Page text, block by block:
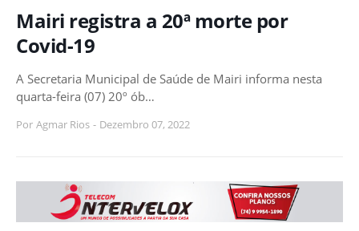
Mairi registra a 20ª morte por
Covid-19
A Secretaria Municipal de Saúde de Mairi informa nesta
quarta-feira (07) 20º ób…
Por Agmar Rios - Dezembro 07, 2022